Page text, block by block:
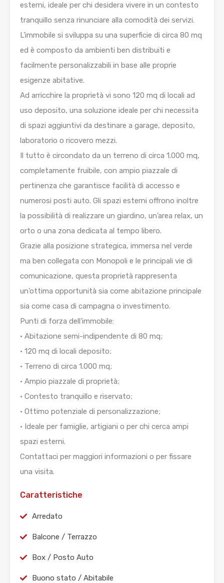
esterni, ideale per chi desidera vivere in un contesto
tranquillo senza rinunciare alla comodità dei servizi.
L’immobile si sviluppa su una superficie di circa 80 mq
ed è composto da ambienti ben distribuiti e
facilmente personalizzabili in base alle proprie
esigenze abitative.
Ad arricchire la proprietà vi sono 120 mq di locali ad
uso deposito, una soluzione ideale per chi necessita
di spazi aggiuntivi da destinare a garage, deposito,
laboratorio o ricovero mezzi.
Il tutto è circondato da un terreno di circa 1.000 mq,
completamente fruibile, con ampio piazzale di
pertinenza che garantisce facilità di accesso e
numerosi posti auto. Gli spazi esterni offrono inoltre
la possibilità di realizzare un giardino, un’area relax, un
orto o una zona dedicata al tempo libero.
Grazie alla posizione strategica, immersa nel verde
ma ben collegata con Monopoli e le principali vie di
comunicazione, questa proprietà rappresenta
un’ottima opportunità sia come abitazione principale
sia come casa di campagna o investimento.
Punti di forza dell’immobile:
• Abitazione semi-indipendente di 80 mq;
• 120 mq di locali deposito;
• Terreno di circa 1.000 mq;
• Ampio piazzale di proprietà;
• Contesto tranquillo e riservato;
• Ottimo potenziale di personalizzazione;
• Ideale per famiglie, artigiani o per chi cerca ampi
spazi esterni.
Contattaci per maggiori informazioni o per fissare
una visita.
Caratteristiche
Arredato
Balcone / Terrazzo
Box / Posto Auto
Buono stato / Abitabile